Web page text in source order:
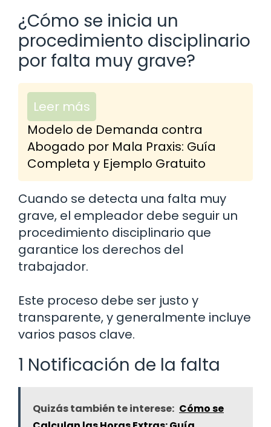
¿Cómo se inicia un
procedimiento disciplinario
por falta muy grave?
Leer más
Modelo de Demanda contra
Abogado por Mala Praxis: Guía
Completa y Ejemplo Gratuito
Cuando se detecta una falta muy
grave, el empleador debe seguir un
procedimiento disciplinario que
garantice los derechos del
trabajador.
Este proceso debe ser justo y
transparente, y generalmente incluye
varios pasos clave.
1 Notificación de la falta
Quizás también te interese: Cómo se